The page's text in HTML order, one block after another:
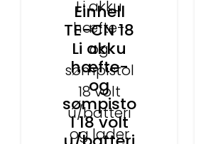
Einhell
TE-CN 18
Li akku
hæfte-
og
sømpisto
l 18 volt